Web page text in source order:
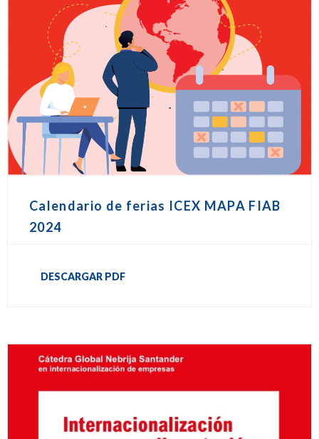
Calendario de ferias ICEX MAPA FIAB
2024
DESCARGAR PDF